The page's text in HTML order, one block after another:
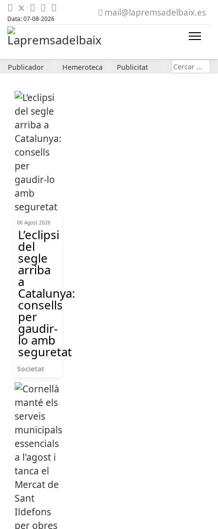
Data: 07-08-2026
mail@lapremsadelbaix.es
Publicador Hemeroteca Publicitat Cerca
06 Agost 2026
L’eclipsi
del
segle
arriba
a
Catalunya:
consells
per
gaudir-
lo amb
seguretat
Societat